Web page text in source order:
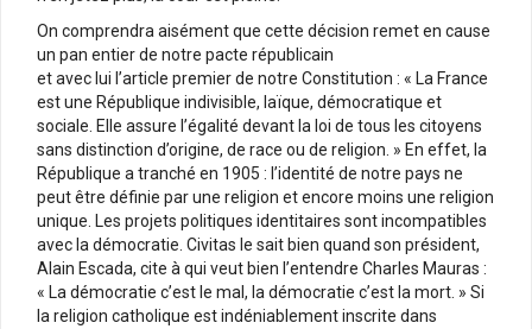
On comprendra aisément que cette décision remet en cause
un pan entier de notre pacte républicain
et avec lui l’article premier de notre Constitution : « La France
est une République indivisible, laïque, démocratique et
sociale. Elle assure l’égalité devant la loi de tous les citoyens
sans distinction d’origine, de race ou de religion. » En effet, la
République a tranché en 1905 : l’identité de notre pays ne
peut être définie par une religion et encore moins une religion
unique. Les projets politiques identitaires sont incompatibles
avec la démocratie. Civitas le sait bien quand son président,
Alain Escada, cite à qui veut bien l’entendre Charles Mauras :
« La démocratie c’est le mal, la démocratie c’est la mort. » Si
la religion catholique est indéniablement inscrite dans